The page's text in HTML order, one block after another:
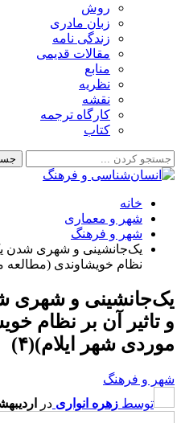
روش
زبان مادری
زندگی نامه
مقالات قدیمی
منابع
نظریه
نقشه
کارگاه ترجمه
کتاب
خانه
شهر و معماری
شهر و فرهنگ
یک‌جانشینی و شهری شدن
نظام خویشاوندی (مطالعه
یک‌جانشینی و شهری
و تاثیر آن بر نظام
موردی شهر ایلام)(۴)
شهر و فرهنگ
توسط زهره انواری در اردیبهشت